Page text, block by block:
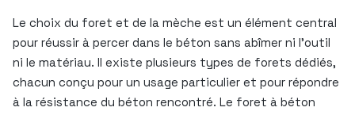
Le choix du foret et de la mèche est un élément central
pour réussir à percer dans le béton sans abîmer ni l’outil
ni le matériau. Il existe plusieurs types de forets dédiés,
chacun conçu pour un usage particulier et pour répondre
à la résistance du béton rencontré. Le foret à béton